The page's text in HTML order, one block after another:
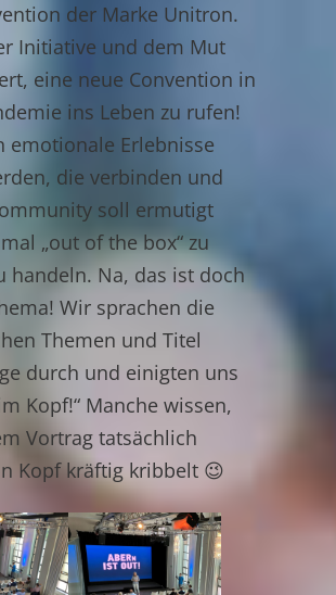
der Marke Unitron.
Initiative und dem Mut
eine neue Convention in
ins Leben zu rufen!
emotionale Erlebnisse
die verbinden und
soll ermutigt
„out of the box“ zu
handeln. Na, das ist doch
Wir sprachen die
Themen und Titel
durch und einigten uns
Kopf!“ Manche wissen,
Vortrag tatsächlich
Kopf kräftig kribbelt 😉